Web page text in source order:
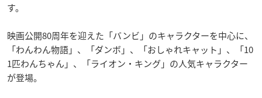
す。
映画公開80周年を迎えた「バンビ」のキャラクターを中心に、
「わんわん物語」、「ダンボ」、「おしゃれキャット」、「10
1匹わんちゃん」、「ライオン・キング」の人気キャラクター
が登場。